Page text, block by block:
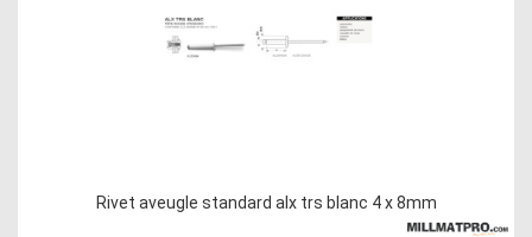
Rivet aveugle standard alx trs blanc 4 x 8mm